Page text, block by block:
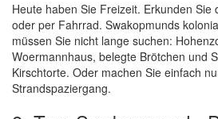
Heute haben Sie Freizeit. Erkunden Sie
oder per Fahrrad. Swakopmunds
müssen Sie nicht lange suchen:
Woermannhaus, belegte Brötchen und
Kirschtorte. Oder machen Sie einfach
Strandspaziergang.